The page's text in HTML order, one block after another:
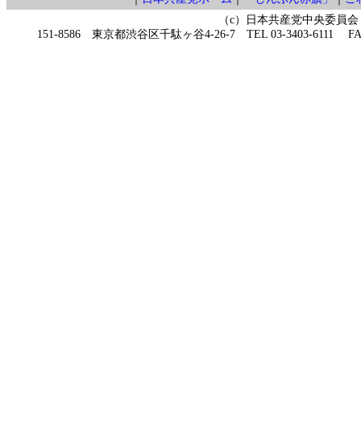
（c）日本共産党中央委員会
151-8586 東京都渋谷区千駄ヶ谷4-26-7 TEL 03-3403-6111